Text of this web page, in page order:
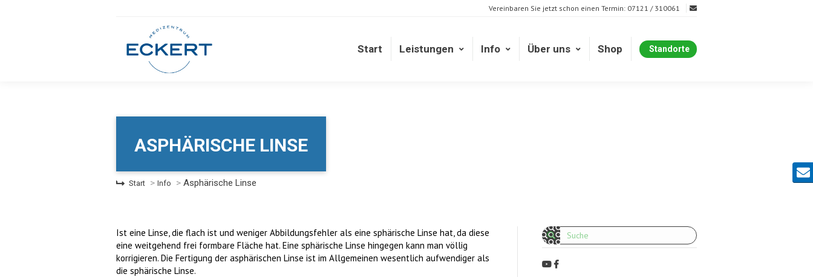
Vereinbaren Sie jetzt schon einen Termin: 07121 / 310061
Start Leistungen Info Über uns Shop Standorte
ASPHÄRISCHE LINSE
Sie befinden sich hier:
Start Info Asphärische Linse
Ist eine Linse, die flach ist und weniger Abbildungsfehler als eine sphärische Linse hat, da diese
eine weitgehend frei formbare Fläche hat. Eine sphärische Linse hingegen kann man völlig
korrigieren. Die Fertigung der asphärischen Linse ist im Allgemeinen wesentlich aufwendiger als
die sphärische Linse.
Search:
Standorte